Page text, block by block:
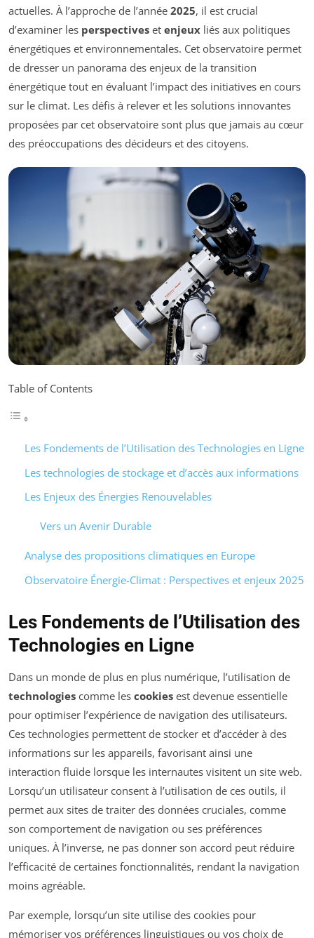
actuelles. À l’approche de l’année 2025, il est crucial
d’examiner les perspectives et enjeux liés aux politiques
énergétiques et environnementales. Cet observatoire permet
de dresser un panorama des enjeux de la transition
énergétique tout en évaluant l’impact des initiatives en cours
sur le climat. Les défis à relever et les solutions innovantes
proposées par cet observatoire sont plus que jamais au cœur
des préoccupations des décideurs et des citoyens.
Table of Contents
Les Fondements de l’Utilisation des Technologies en Ligne
Les technologies de stockage et d’accès aux informations
Les Enjeux des Énergies Renouvelables
Vers un Avenir Durable
Analyse des propositions climatiques en Europe
Observatoire Énergie-Climat : Perspectives et enjeux 2025
Les Fondements de l’Utilisation des
Technologies en Ligne
Dans un monde de plus en plus numérique, l’utilisation de
technologies comme les cookies est devenue essentielle
pour optimiser l’expérience de navigation des utilisateurs.
Ces technologies permettent de stocker et d’accéder à des
informations sur les appareils, favorisant ainsi une
interaction fluide lorsque les internautes visitent un site web.
Lorsqu’un utilisateur consent à l’utilisation de ces outils, il
permet aux sites de traiter des données cruciales, comme
son comportement de navigation ou ses préférences
uniques. À l’inverse, ne pas donner son accord peut réduire
l’efficacité de certaines fonctionnalités, rendant la navigation
moins agréable.
Par exemple, lorsqu’un site utilise des cookies pour
mémoriser vos préférences linguistiques ou vos choix de